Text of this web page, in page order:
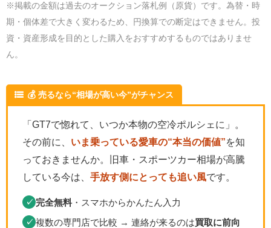
※掲載の金額は過去のオークション落札例（原貨）です。為替・時
期・個体差で大きく変わるため、円換算での断定はできません。投
資・資産形成を目的とした購入をおすすめするものではありませ
ん。
💰 売るなら“相場が高い今”がチャンス
「GT7で惚れて、いつか本物の空冷ポルシェに」。
その前に、 いま乗っている愛車の“本当の価値”を知
っておきませんか。旧車・スポーツカー相場が高騰
している今は、 手放す側にとっても追い風です。
✓ 完全無料 ・スマホからかんたん入力
✓ 複数の専門店で比較 → 連絡が来るのは買取に前向